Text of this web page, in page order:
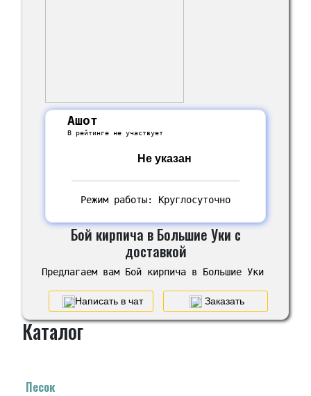
Ашот
В рейтинге не участвует
Не указан
Режим работы: Круглосуточно
Бой кирпича в Большие Уки с
доставкой
Предлагаем вам Бой кирпича в Большие Уки
Написать в чат Заказать
Каталог
Песок